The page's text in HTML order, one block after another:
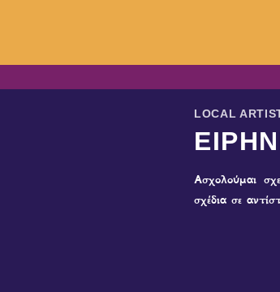
LOCAL
Ασχολούμαι
σχέδια σε